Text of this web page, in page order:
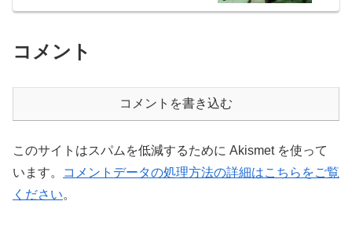
コメント
コメントを書き込む
このサイトはスパムを低減するために Akismet を使って
います。
コメントデータの処理方法の詳細はこちらをご覧
ください。